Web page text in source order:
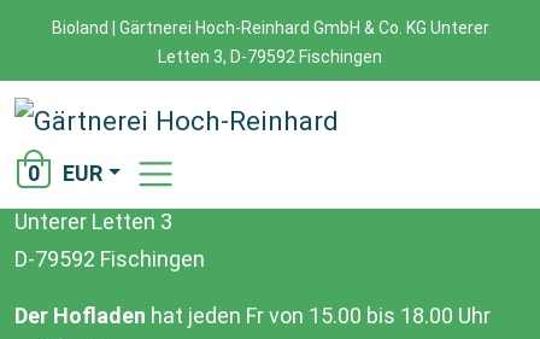
Bioland | Gärtnerei Hoch-Reinhard GmbH & Co. KG Unterer
Letten 3, D-79592 Fischingen
0 EUR
Startseite/ Fahrer
Gärtnerei Hoch-Reinhard GmbH & Co. KG
Unterer Letten 3
D-79592 Fischingen
Der Hofladen hat jeden Fr von 15.00 bis 18.00 Uhr